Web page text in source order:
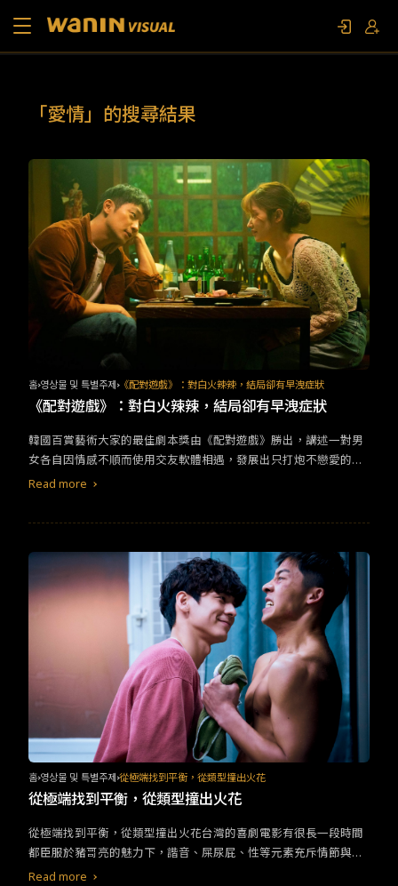
영상물 및 특별주제
문의하기
팬 이벤트
TW EN JP KR
「愛情」的搜尋結果
홈 영상물 및 특별주제 《配對遊戲》：對白火辣辣，結局卻有早洩症狀
《配對遊戲》：對白火辣辣，結局卻有早洩症狀
韓國百賞藝術大家的最佳劇本獎由《配對遊戲》勝出，講述一對男
女各自因情感不順而使用交友軟體相遇，發展出只打炮不戀愛的關
係，但宇里卻將過程寫成專欄。故事從女主角子英發散了兩個主
旨。根據劇情鋪陳，第一點在男女主角的互動上有充分的討論，兩
人性事合拍、聊天也合得來，但若是動了真情，會不會汙濁了關
係？兩人的衝突落在子英知情宇里刊出文章，本來生氣的她在最後
又不知不覺得原諒了，看得我真的好亂啊不知道女主角到底是怎
樣。整體感受就像是個前戲好、尺寸也合適的上床對象，但真正進
入狀況後一洩千里…，只想在道別後怒吼「還我交流情感的時間！
還我交付出去的真心！」第二點則是滿模糊的想踩在主線上搭順風
車，子英因前男友將她當成砲友後看淡愛情，她喊著要做自己的主
角，所以做起podcast訪問奶奶的人生回憶。我只看見她喊著這句
話，卻幾乎不在劇情中看到具體作為與情感呈現，只有奶奶給她的
精神喊話讓她頓悟人生這齣戲就是主角、配角、臨演輪番上陣，但
只靠這句對白講明主題，反而顯得這個主題多餘。韓國社會保守、
鍵盤酸民多，《配對遊戲》想來是對這樣的風氣提出挑戰，我想這
觀點以後，然後呢？最終仍可惜的用「愛情最大」作結，對於都市
裡孤寂的靈魂依然沒有依歸。
Read more
홈 영상물 및 특별주제 從極端找到平衡，從類型撞出火花
從極端找到平衡，從類型撞出火花
從極端找到平衡，從類型撞出火花台灣的喜劇電影有很長一段時間
都臣服於豬哥亮的魅力下，諧音、屎尿屁、性等元素充斥情節與對
白，並在春節檔期大量輸出、博取眼球。近幾年，當時的台灣觀眾
Read more